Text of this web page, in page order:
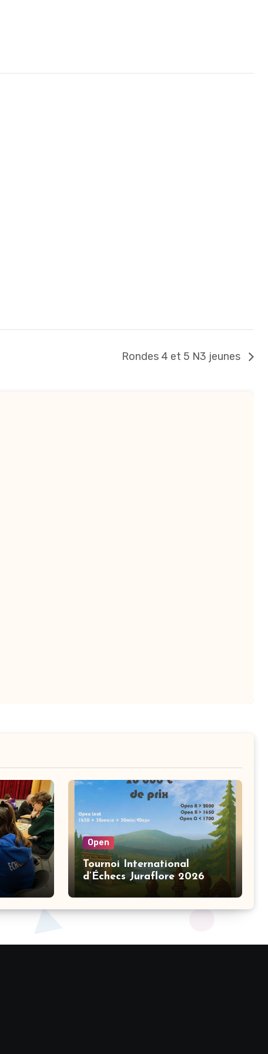
Rondes 4 et 5 N3 jeunes
Open
Tournoi International
d’Échecs Juraflore 2026